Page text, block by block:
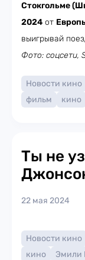
Стокгольме
2024 от
выигрывай
Фото: соцсети,
Новости кино
фильм
кино
Ты не
22 мая 2024
Новости кино
кино
Эмили